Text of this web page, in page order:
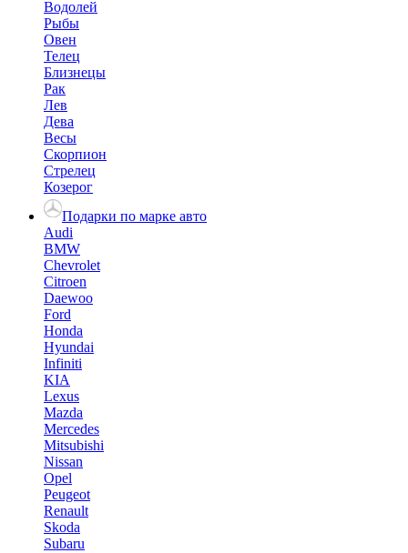
Водолей
Рыбы
Овен
Телец
Близнецы
Рак
Лев
Дева
Весы
Скорпион
Стрелец
Козерог
Подарки по марке авто
Audi
BMW
Chevrolet
Citroen
Daewoo
Ford
Honda
Hyundai
Infiniti
KIA
Lexus
Mazda
Mercedes
Mitsubishi
Nissan
Opel
Peugeot
Renault
Skoda
Subaru